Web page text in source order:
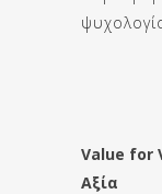
Value for
Αξία